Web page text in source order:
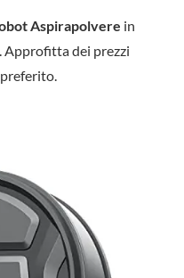
Aspirapolvere in
Approfitta dei prezzi